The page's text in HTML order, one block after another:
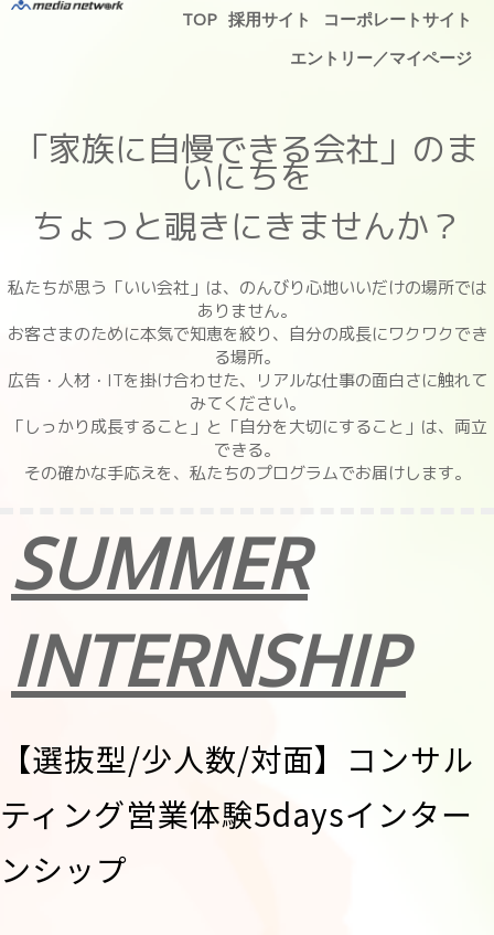
TOP 採用サイト
コーポレートサイト
エントリー／マイページ
「家族に自慢できる会社」のま
いにちを
ちょっと覗きにきませんか？
私たちが思う「いい会社」は、のんびり心地いいだけの場所では
ありません。
お客さまのために本気で知恵を絞り、自分の成長にワクワクでき
る場所。
広告・人材・ITを掛け合わせた、リアルな仕事の面白さに触れて
みてください。
「しっかり成長すること」と「自分を大切にすること」は、両立
できる。
その確かな手応えを、私たちのプログラムでお届けします。
SUMMER
INTERNSHIP
【選抜型/少人数/対面】コンサル
ティング営業体験5daysインター
ンシップ